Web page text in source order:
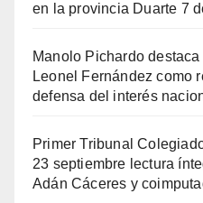
en la provincia Duarte 7
Manolo Pichardo
Leonel Fernández como
defensa del interés
Primer Tribunal
23 septiembre lectura
Adán Cáceres y